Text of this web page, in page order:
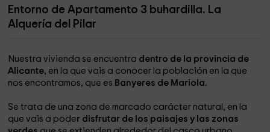
Entorno de Apartamento 3 buhardilla. La
Alquería del Pilar
Nuestra vivienda se encuentra dentro de la provincia de
Alicante, en la que vais a conocer la población en la que
nos encontramos, que es Banyeres de Mariola.
Se trata de una zona de marcado carácter natural, en la
que vais a poder disfrutar de los paisajes y las zonas